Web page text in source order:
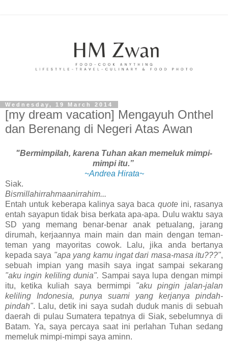
Wednesday, 19 March 2014
[my dream vacation] Mengayuh Onthel
dan Berenang di Negeri Atas Awan
"Bermimpilah, karena Tuhan akan memeluk mimpi-
mimpi itu.”
~Andrea Hirata~
Siak.
Bismillahirrahmaanirrahim...
Entah untuk keberapa kalinya saya baca quoteini, rasanya
entah sayapun tidak bisa berkata apa-apa. Dulu waktu saya
SD yang memang benar-benar anak petualang, jarang
dirumah, kerjaannya main main dan main dengan teman-
teman yang mayoritas cowok. Lalu, jika anda bertanya
kepada saya "apa yang kamu ingat dari masa-masa itu???",
sebuah impian yang masih saya ingat sampai sekarang
"aku ingin keliling dunia". Sampai saya lupa dengan mimpi
itu, ketika kuliah saya bermimpi "aku pingin jalan-jalan
keliling Indonesia, punya suami yang kerjanya pindah-
pindah". Lalu, detik ini saya sudah duduk manis di sebuah
daerah di pulau Sumatera tepatnya di Siak, sebelumnya di
Batam. Ya, saya percaya saat ini perlahan Tuhan sedang
memeluk mimpi-mimpi saya aminn.